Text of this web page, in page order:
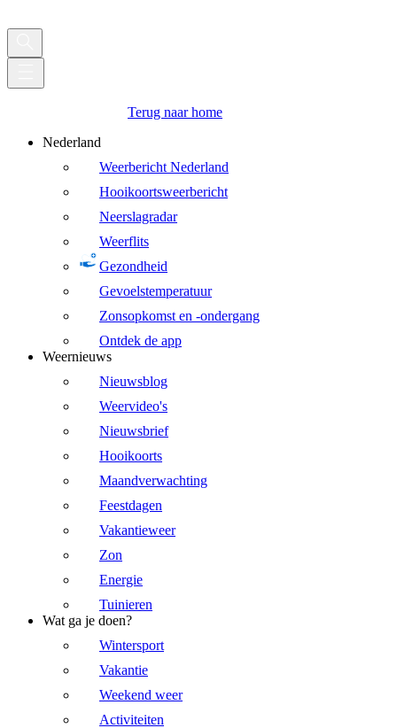
Terug naar home
Nederland
Weerbericht Nederland
Hooikoortsweerbericht
Neerslagradar
Weerflits
Gezondheid
Gevoelstemperatuur
Zonsopkomst en -ondergang
Ontdek de app
Weernieuws
Nieuwsblog
Weervideo's
Nieuwsbrief
Hooikoorts
Maandverwachting
Feestdagen
Vakantieweer
Zon
Energie
Tuinieren
Wat ga je doen?
Wintersport
Vakantie
Weekend weer
Activiteiten